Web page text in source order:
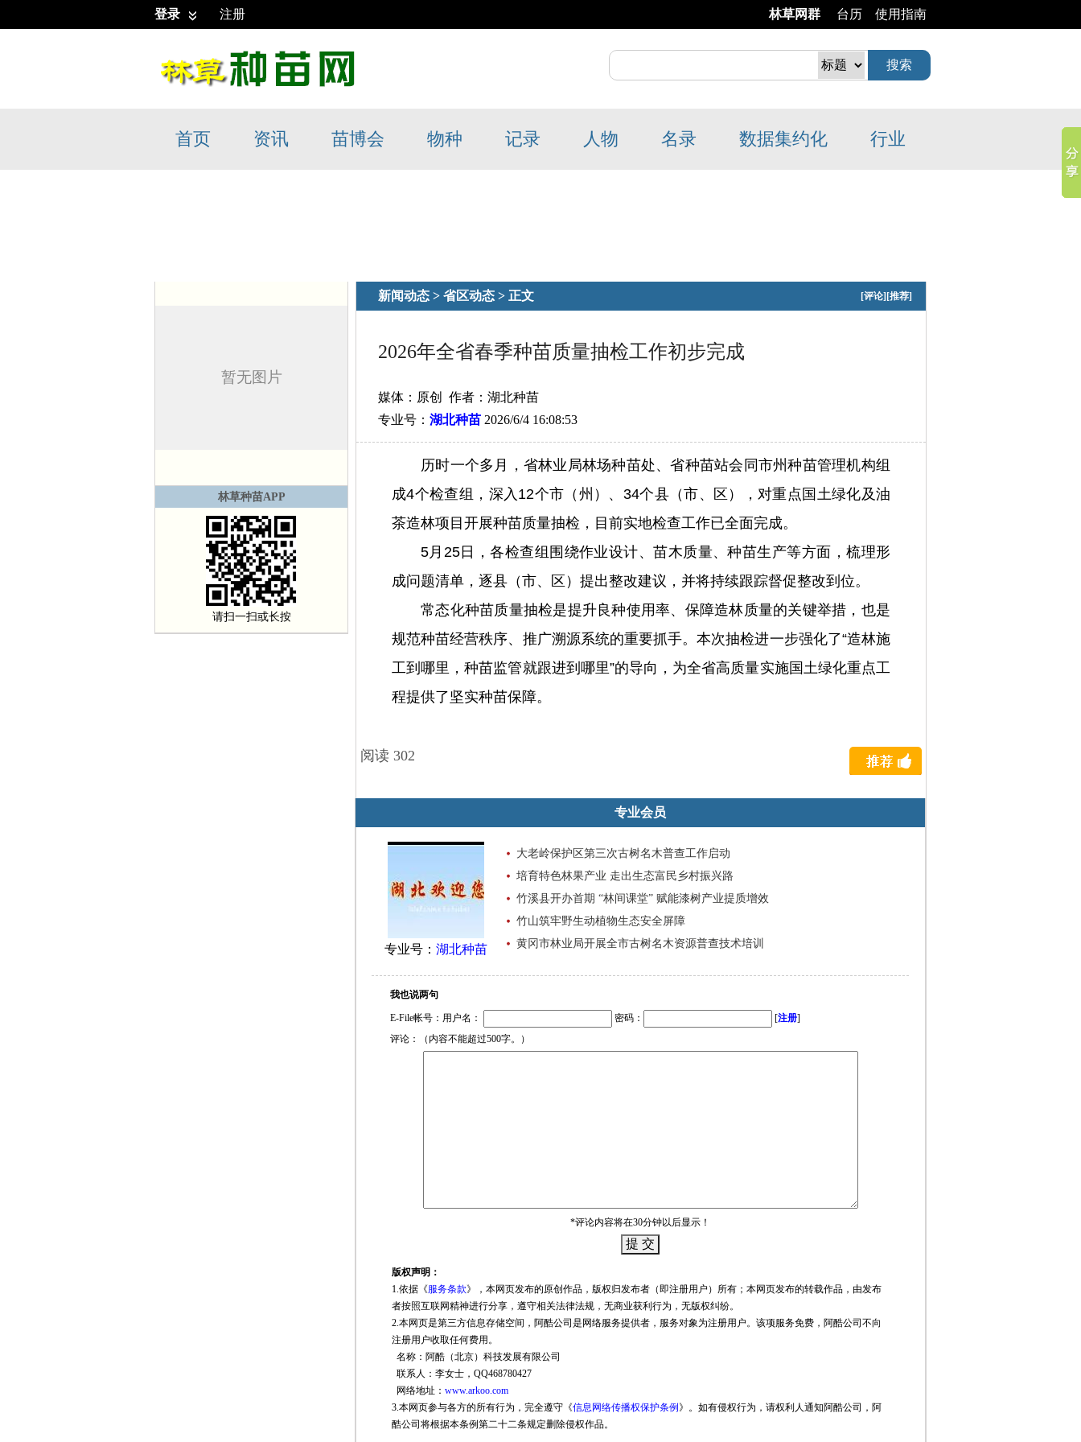
登录 注册 林草网群 台历 使用指南
首页 资讯 苗博会 物种 记录 人物 名录 数据集约化 行业
新闻动态 > 省区动态 > 正文 [评论] [推荐]
2026年全省春季种苗质量抽检工作初步完成
媒体：原创 作者：湖北种苗
专业号： 湖北种苗 2026/6/4 16:08:53
历时一个多月，省林业局林场种苗处、省种苗站会同市州种苗管理机构组
成4个检查组，深入12个市（州）、34个县（市、区），对重点国土绿化及油
茶造林项目开展种苗质量抽检，目前实地检查工作已全面完成。
5月25日，各检查组围绕作业设计、苗木质量、种苗生产等方面，梳理形
成问题清单，逐县（市、区）提出整改建议，并将持续跟踪督促整改到位。
常态化种苗质量抽检是提升良种使用率、保障造林质量的关键举措，也是
规范种苗经营秩序、推广溯源系统的重要抓手。本次抽检进一步强化了“造林施
工到哪里，种苗监管就跟进到哪里”的导向，为全省高质量实施国土绿化重点工
程提供了坚实种苗保障。
阅读 302
专业会员
专业号： 湖北种苗
大老岭保护区第三次古树名木普查工作启动
培育特色林果产业 走出生态富民乡村振兴路
竹溪县开办首期 “林间课堂” 赋能漆树产业提质增效
竹山筑牢野生动植物生态安全屏障
黄冈市林业局开展全市古树名木资源普查技术培训
我也说两句
E-File帐号：用户名： 密码： [注册]
评论：（内容不能超过500字。）
*评论内容将在30分钟以后显示！
版权声明：
1.依据《服务条款》，本网页发布的原创作品，版权归发布者（即注册用户）所有；本网页发布的转载作品，由发布
者按照互联网精神进行分享，遵守相关法律法规，无商业获利行为，无版权纠纷。
2.本网页是第三方信息存储空间，阿酷公司是网络服务提供者，服务对象为注册用户。该项服务免费，阿酷公司不向
注册用户收取任何费用。
名称：阿酷（北京）科技发展有限公司
联系人：李女士，QQ468780427
网络地址： www.arkoo.com
3.本网页参与各方的所有行为，完全遵守《信息网络传播权保护条例 》。如有侵权行为，请权利人通知阿酷公司，阿
酷公司将根据本条例第二十二条规定删除侵权作品。
林草种苗APP
请扫一扫或长按